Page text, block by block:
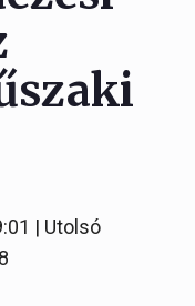
| Utolsó